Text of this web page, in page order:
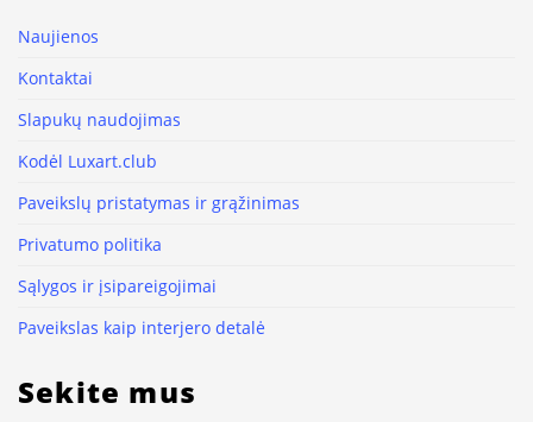
Naujienos
Kontaktai
Slapukų naudojimas
Kodėl Luxart.club
Paveikslų pristatymas ir grąžinimas
Privatumo politika
Sąlygos ir įsipareigojimai
Paveikslas kaip interjero detalė
Sekite mus